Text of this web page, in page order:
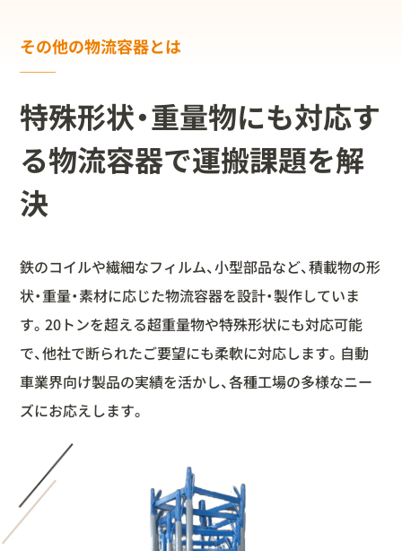
その他の物流容器とは
特殊形状・重量物にも対応す
る物流容器で運搬課題を解
決
鉄のコイルや繊細なフィルム、小型部品など、積載物の形
状・重量・素材に応じた物流容器を設計・製作していま
す。20トンを超える超重量物や特殊形状にも対応可能
で、他社で断られたご要望にも柔軟に対応します。自動
車業界向け製品の実績を活かし、各種工場の多様なニー
ズにお応えします。